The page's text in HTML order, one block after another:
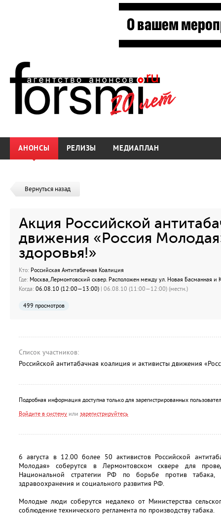
АНОНСЫ РЕЛИЗЫ МЕДИАПЛАН
Вернуться назад
Акция Российской
движения «Россия
здоровья!»
Кто: Российская Антитабачная Коалиция
Где: Москва, Лермонтовский сквер. Расположен между ул. Новая Басманная и
Когда: 06.08.10 (12:00—13:00) | 06.08.10 (11:00—12:00) (местн.)
499 просмотров
Список участников:
Российской антитабачная коалиция и активисты движения
Подробная информация доступна только для зарегистрированных
Войдите в систему или зарегистрируйтесь
6 августа в 12.00 более 50 активистов Российской
Молодая» соберутся в Лермонтовском сквере для
Национальной стратегии РФ по борьбе против табака,
здравоохранения и социального развития РФ.
Молодые люди соберутся недалеко от Министерства
соблюдение технического регламента по производству табака.